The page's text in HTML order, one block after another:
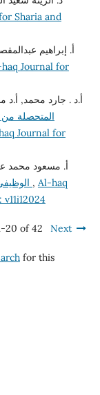
Sharia and
أ. إبراهيم
Journal for
أ.د . جارد محمد, أ.د
المتحصلة من
Journal for
أ. مسعود محمد
, Al-haq
20 of 42 Next
for this